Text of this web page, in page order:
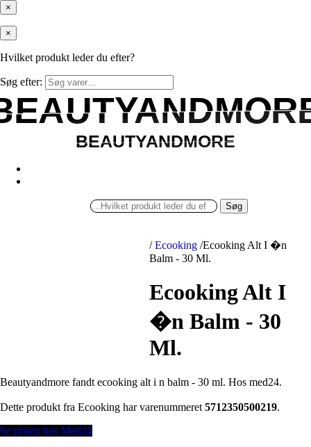
×
×
Hvilket produkt leder du efter?
Søg efter:
BEAUTYANDMORE
BEAUTYANDMORE
Søg
/ Ecooking /Ecooking Alt I �n
Balm - 30 Ml.
Ecooking Alt I
�n Balm - 30
Ml.
Beautyandmore fandt ecooking alt i n balm - 30 ml. Hos med24.
Dette produkt fra Ecooking har varenummeret 5712350500219.
Se prisen hos Med24